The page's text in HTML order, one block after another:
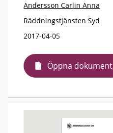
Andersson Carlin Anna
Räddningstjänsten Syd
2017-04-05
Öppna dokument